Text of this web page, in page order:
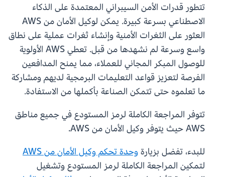
تتطور قدرات الأمن السيبراني المعتمدة على الذكاء
الاصطناعي بسرعة كبيرة. يمكن لوكيل الأمان من AWS
العثور على الثغرات الأمنية وإنشاء ثغرات عملية على نطاق
واسع وسرعة لم نشهدها من قبل. تعطي AWS الأولوية
للوصول المبكر المجاني للعملاء، مما يمنح المدافعين
الفرصة لتعزيز قواعد التعليمات البرمجية لديهم ومشاركة
ما تعلموه حتى تتمكن الصناعة بأكملها من الاستفادة.
تتوفر المراجعة الكاملة لرمز المستودع في جميع مناطق
AWS حيث يتوفر وكيل الأمان من AWS.
للبدء، تفضل بزيارةوحدة تحكم وكيل الأمان من AWS
لتمكين المراجعة الكاملة لرمز المستودع وتشغيل